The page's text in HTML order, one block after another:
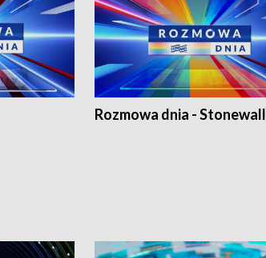
Rozmowa dnia - Stonewall